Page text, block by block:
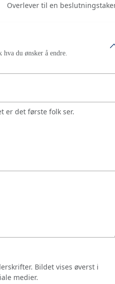
Overlever til en
du ønsker å endre.
er det første folk ser.
Bildet vises øverst i
medier.